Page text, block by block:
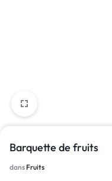
Barquette de fruits
dans Fruits